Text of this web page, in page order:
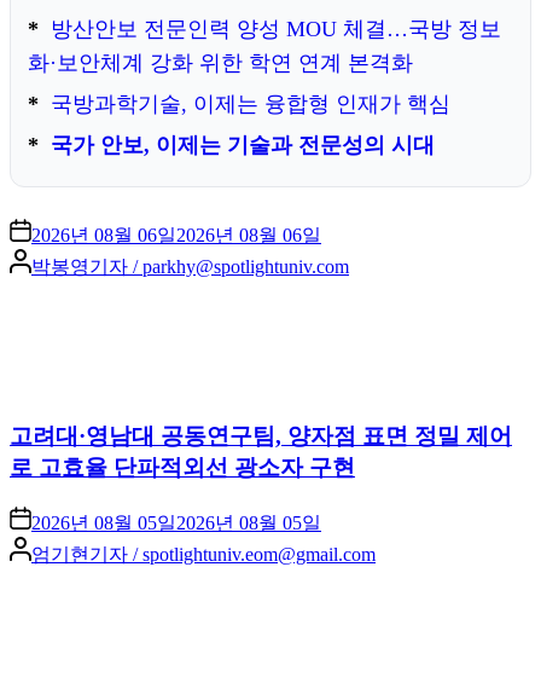
방산안보 전문인력 양성 MOU 체결…국방 정보
화·보안체계 강화 위한 학연 연계 본격화
국방과학기술, 이제는 융합형 인재가 핵심
국가 안보, 이제는 기술과 전문성의 시대
2026년 08월 06일2026년 08월 06일
Posted
by
박봉영기자 / parkhy@spotlightuniv.com
고려대·영남대 공동연구팀, 양자점 표면 정밀 제어
로 고효율 단파적외선 광소자 구현
2026년 08월 05일2026년 08월 05일
Posted
by
엄기현기자 / spotlightuniv.eom@gmail.com